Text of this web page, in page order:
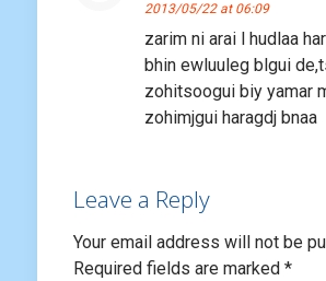
2013/05/22 at 06:09
zarim ni arai l hudlaa
bhin ewluuleg blgui
zohitsoogui biy yamar
zohimjgui haragdj bnaa
Leave a Reply
Your email address will not be
Required fields are marked *